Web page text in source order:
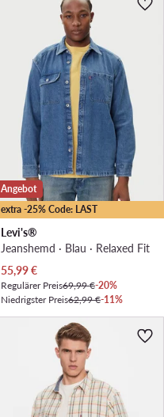
extra -25% Code: LAST
Angebot
Levi's®
Jeanshemd · Blau · Relaxed Fit
Aktueller Preis
55,99€
Regulärer Preis69,99 €-20%
Niedrigster Preis62,99 €-11%